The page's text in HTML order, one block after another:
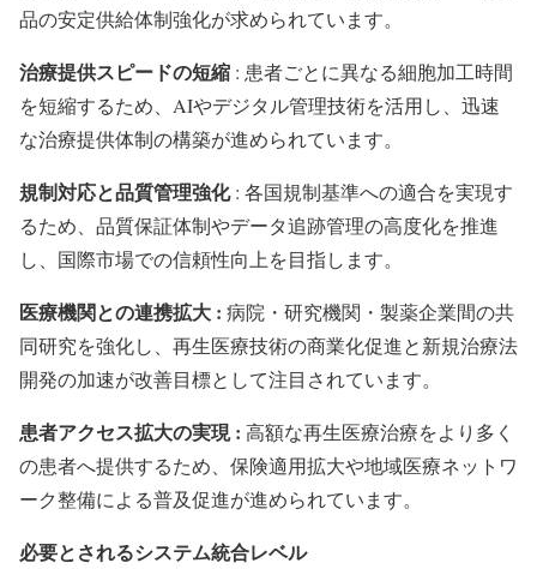
品の安定供給体制強化が求められています。
治療提供スピードの短縮 : 患者ごとに異なる細胞加工時間
を短縮するため、AIやデジタル管理技術を活用し、迅速
な治療提供体制の構築が進められています。
規制対応と品質管理強化: 各国規制基準への適合を実現す
るため、品質保証体制やデータ追跡管理の高度化を推進
し、国際市場での信頼性向上を目指します。
医療機関との連携拡大 : 病院・研究機関・製薬企業間の共
同研究を強化し、再生医療技術の商業化促進と新規治療法
開発の加速が改善目標として注目されています。
患者アクセス拡大の実現 : 高額な再生医療治療をより多く
の患者へ提供するため、保険適用拡大や地域医療ネットワ
ーク整備による普及促進が進められています。
必要とされるシステム統合レベル